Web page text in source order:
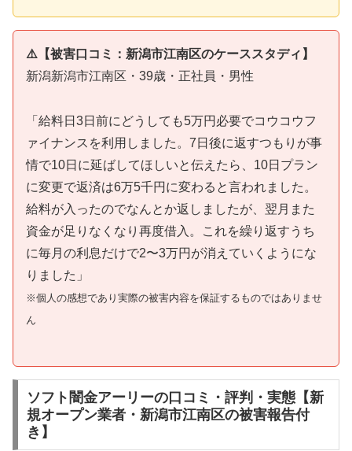
⚠️【被害口コミ：新潟市江南区のケーススタディ】
新潟新潟市江南区・39歳・正社員・男性
「給料日3日前にどうしても5万円必要でコウコウフ
ァイナンスを利用しました。7日後に返すつもりが事
情で10日に延ばしてほしいと伝えたら、10日プラン
に変更で返済は6万5千円に変わると言われました。
給料が入ったのでなんとか返しましたが、翌月また
資金が足りなくなり再度借入。これを繰り返すうち
に毎月の利息だけで2〜3万円が消えていくようにな
りました」
※個人の感想であり実際の被害内容を保証するものではありませ
ん
ソフト闇金アーリーの口コミ・評判・実態【新
規オープン業者・新潟市江南区の被害報告付
き】